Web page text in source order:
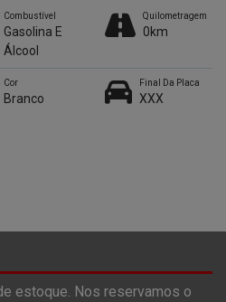
Combustível
Gasolina E
Álcool
Quilometragem
0km
Cor
Branco
Final Da Placa
XXX
estoque. Nos reservamos o